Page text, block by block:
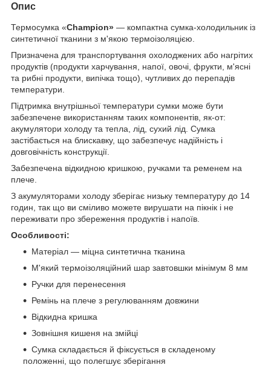
Опис
Термосумка «Champion» — компактна сумка-холодильник із
синтетичної тканини з м'якою термоізоляцією.
Призначена для транспортування охолоджених або нагрітих
продуктів (продукти харчування, напої, овочі, фрукти, м'ясні
та рибні продукти, випічка тощо), чутливих до перепадів
температури.
Підтримка внутрішньої температури сумки може бути
забезпечене використанням таких компонентів, як-от:
акумулятори холоду та тепла, лід, сухий лід. Сумка
застібається на блискавку, що забезпечує надійність і
довговічність конструкції.
Забезпечена відкидною кришкою, ручками та ременем на
плече.
З акумуляторами холоду зберігає низьку температуру до 14
годин, так що ви сміливо можете вирушати на пікнік і не
переживати про збереження продуктів і напоїв.
Особливості:
Матеріал — міцна синтетична тканина
М'який термоізоляційний шар завтовшки мінімум 8 мм
Ручки для перенесення
Ремінь на плече з регулюванням довжини
Відкидна кришка
Зовнішня кишеня на змійці
Сумка складається й фіксується в складеному
положенні, що полегшує зберігання